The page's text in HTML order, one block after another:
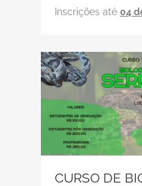
Inscrições até 04
CURSO DE